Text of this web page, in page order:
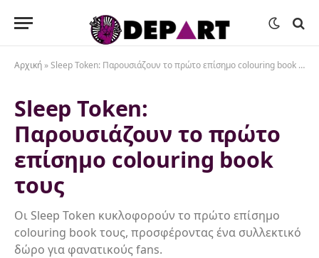
Αρχική »Sleep Token: Παρουσιάζουν το πρώτο επίσημο colouring book τους
Sleep Token:
Παρουσιάζουν το πρώτο
επίσημο colouring book
τους
Οι Sleep Token κυκλοφορούν το πρώτο επίσημο
colouring book τους, προσφέροντας ένα συλλεκτικό
δώρο για φανατικούς fans.